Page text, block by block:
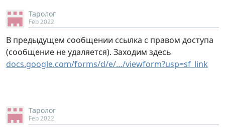
Таролог
Feb 2022
В предыдущем сообщении ссылка с правом доступа
(сообщение не удаляется). Заходим здесь
docs.google.com/forms/d/e/…/viewform?usp=sf_link
Таролог
Feb 2022